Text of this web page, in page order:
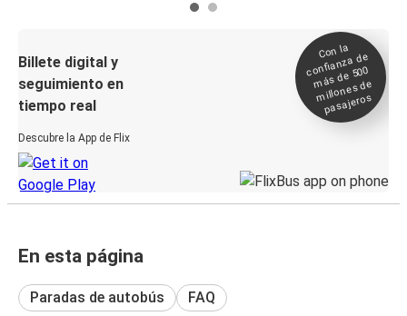
Billete digital y
seguimiento en
tiempo real
Descubre la App de Flix
Con la
confianza de
más de 500
millones de
pasajeros
En esta página
Paradas de autobús FAQ